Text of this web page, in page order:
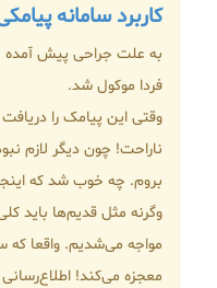
کاربرد سامانه
به علت جراحی پیش آمده
فردا موکول شد.
وقتی این پیامک را
بروم. چه خوب شد که
وگرنه مثل قدیم‌ها باید
مواجه می‌شدیم. واقعا که
معجزه می‌کند!